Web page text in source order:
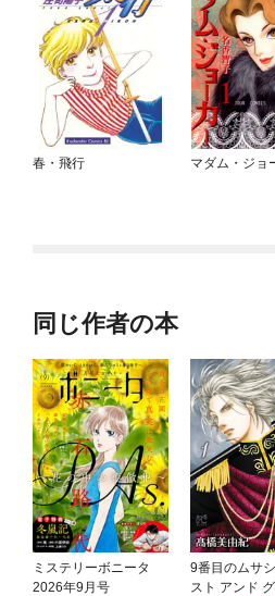
春・飛行 マダム・ジョ
同じ作者の本
ミステリーボニータ
2026年9月号
9番目のムサ
スト アンド